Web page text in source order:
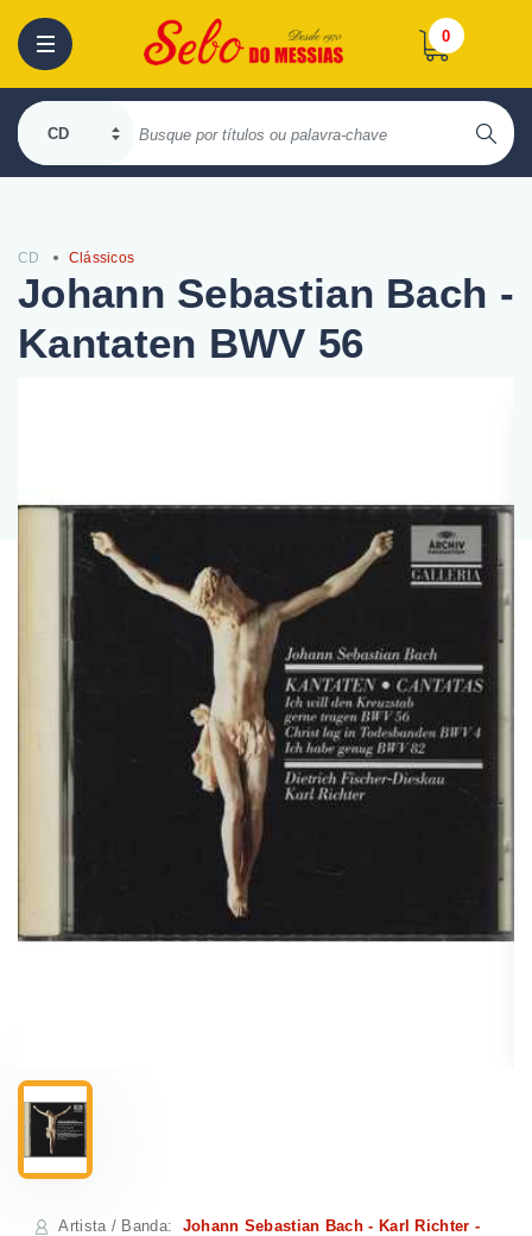
0
CD Clássicos
Johann Sebastian Bach -
Kantaten BWV 56
Artista / Banda: Johann Sebastian Bach - Karl Richter -